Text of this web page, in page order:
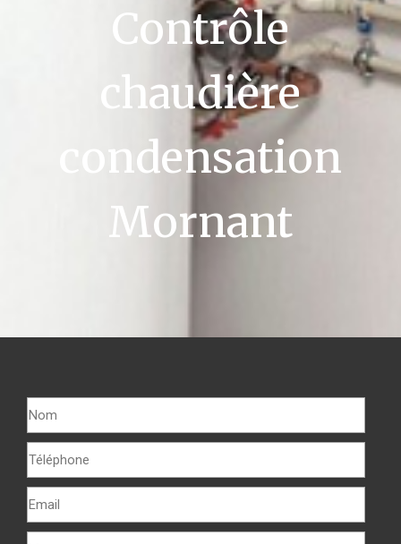
Contrôle
chaudière
condensation
Mornant